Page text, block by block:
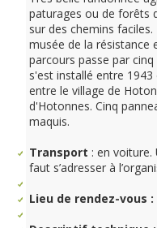
paturages ou de forêts
sur des chemins
musée de la résistance
parcours passe par
s'est installé entre
entre le village de
d'Hotonnes. Cinq
maquis.
Transport : en
faut s’adresser à
Lieu de rendez-vous :